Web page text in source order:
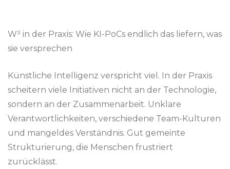
W³ in der Praxis: Wie KI-PoCs endlich das liefern, was
sie versprechen
Künstliche Intelligenz verspricht viel. In der Praxis
scheitern viele Initiativen nicht an der Technologie,
sondern an der Zusammenarbeit. Unklare
Verantwortlichkeiten, verschiedene Team-Kulturen
und mangeldes Verständnis. Gut gemeinte
Strukturierung, die Menschen frustriert
zurücklässt.